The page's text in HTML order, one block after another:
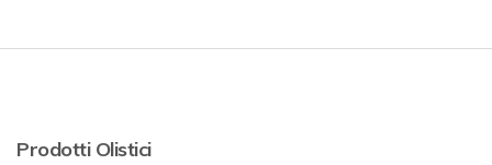
Prodotti Olistici